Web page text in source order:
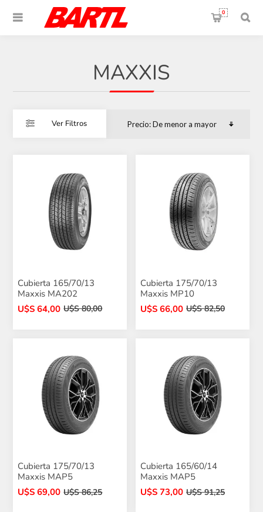
0
MAXXIS
Ver Filtros
Cubierta 165/70/13
Maxxis MA202
U$S 64,00 U$S 80,00
Cubierta 175/70/13
Maxxis MP10
U$S 66,00 U$S 82,50
Cubierta 175/70/13
Maxxis MAP5
U$S 69,00 U$S 86,25
Cubierta 165/60/14
Maxxis MAP5
U$S 73,00 U$S 91,25